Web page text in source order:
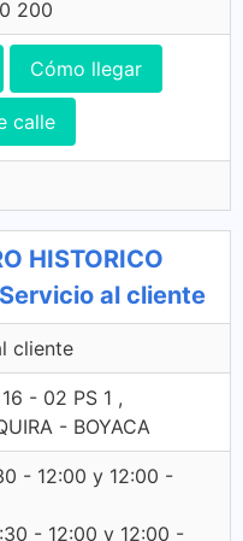
200
Cómo llegar
calle
HISTORICO
al cliente
cliente
- 02 PS 1 ,
- BOYACA
- 12:00 y 12:00 -
- 12:00 y 12:00 -